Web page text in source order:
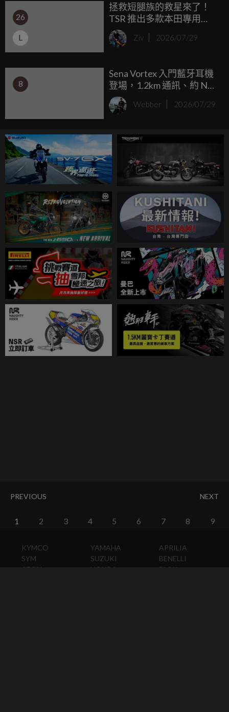
彩的一筆：FZR250R；這款車不僅繼承了廠車直系的鋁合金
Deltabox 車架，更配備了著名的 EXUP 排氣系統，可以說是
將操駕樂趣點滿的最終兵器。
26
L
拯救短腿族的救星來了！
TSR 推出多款本田專用
「降車身套件」，最高狂
降30mm、售價 2.4 萬日圓
Ziv 2026/07/29
8
Sena Vortex 入門藍牙耳機
登場，1.2km 通訊、約 NT6
千元 起
Webber 2026/07/29
PREVIOUS NEXT
1 2 3 4 5 6 7 8 9
KYMCO
SYM
AEON
YAMAHA
SUZUKI
HONDA
APRILIA
BENELLI
BMW